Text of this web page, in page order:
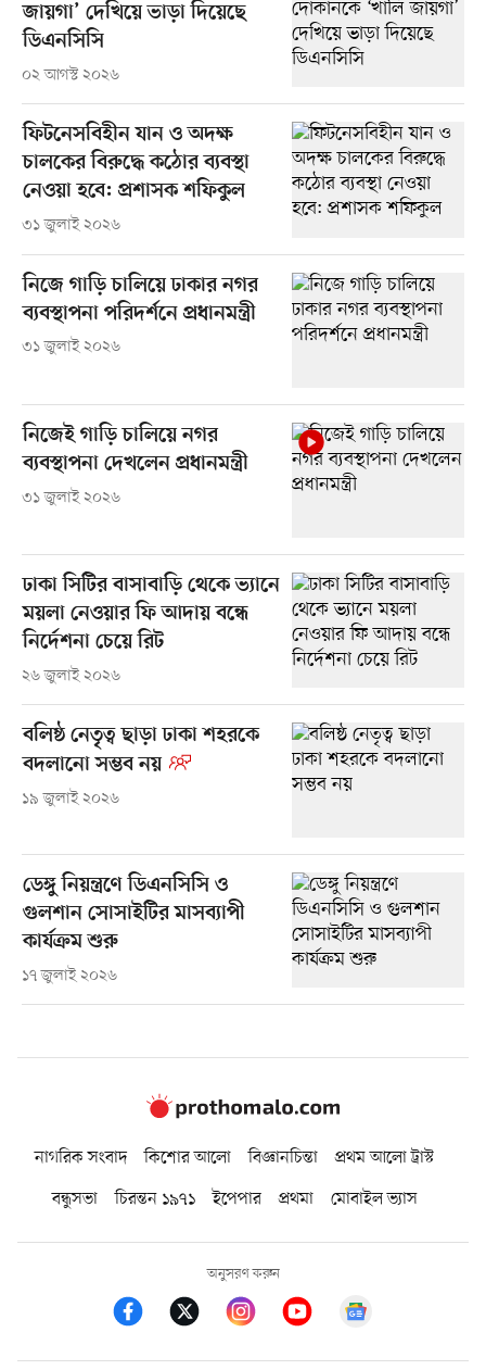
জায়গা’ দেখিয়ে ভাড়া দিয়েছে
ডিএনসিসি
০২ আগস্ট ২০২৬
ফিটনেসবিহীন যান ও অদক্ষ
চালকের বিরুদ্ধে কঠোর ব্যবস্থা
নেওয়া হবে: প্রশাসক শফিকুল
৩১ জুলাই ২০২৬
নিজে গাড়ি চালিয়ে ঢাকার নগর
ব্যবস্থাপনা পরিদর্শনে প্রধানমন্ত্রী
৩১ জুলাই ২০২৬
নিজেই গাড়ি চালিয়ে নগর
ব্যবস্থাপনা দেখলেন প্রধানমন্ত্রী
৩১ জুলাই ২০২৬
ঢাকা সিটির বাসাবাড়ি থেকে ভ্যানে
ময়লা নেওয়ার ফি আদায় বন্ধে
নির্দেশনা চেয়ে রিট
২৬ জুলাই ২০২৬
বলিষ্ঠ নেতৃত্ব ছাড়া ঢাকা শহরকে
বদলানো সম্ভব নয়
১৯ জুলাই ২০২৬
ডেঙ্গু নিয়ন্ত্রণে ডিএনসিসি ও
গুলশান সোসাইটির মাসব্যাপী
কার্যক্রম শুরু
১৭ জুলাই ২০২৬
নাগরিক সংবাদ কিশোর আলো বিজ্ঞানচিন্তা
প্রথম আলো ট্রাস্ট
বন্ধুসভা
চিরন্তন ১৯৭১ ইপেপার প্রথমা মোবাইল ভ্যাস
অনুসরণ করুন